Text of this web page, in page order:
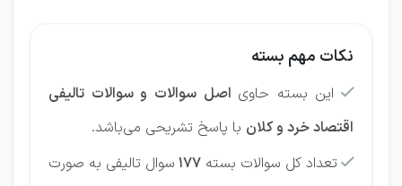
نکات مهم بسته
 این بسته حاوی اصل سوالات و سوالات تالیفی
اقتصاد خرد و کلان با پاسخ تشریحی می‌باشد.
 تعداد کل سوالات بسته 177 سوال تالیفی به صورت